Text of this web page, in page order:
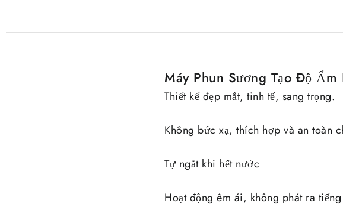
Máy Phun Sương Tạo Độ
Thiết kế đẹp mắt, tinh tế, sang trọng.
Không bức xạ, thích hợp và an toàn
Tự ngắt khi hết nước
Hoạt động êm ái, không phát ra